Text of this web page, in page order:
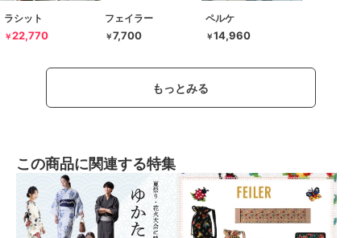
ラシット
￥22,770
フェイラー
￥7,700
ペルケ
￥14,960
もっとみる
この商品に関連する特集